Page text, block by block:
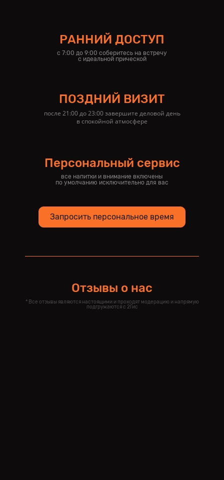
РАННИЙ ДОСТУП
с 7:00 до 9:00 соберитесь на встречу
с идеальной прической
ПОЗДНИЙ ВИЗИТ
после 21:00 до 23:00 завершите деловой день
в спокойной атмосфере
Персональный сервис
все напитки и внимание включены
по умолчанию исключительно для вас
Запросить персональное время
Отзывы о нас
* Все отзывы являются настоящими и проходят модерацию и напрямую
подгружаются с 2Гис